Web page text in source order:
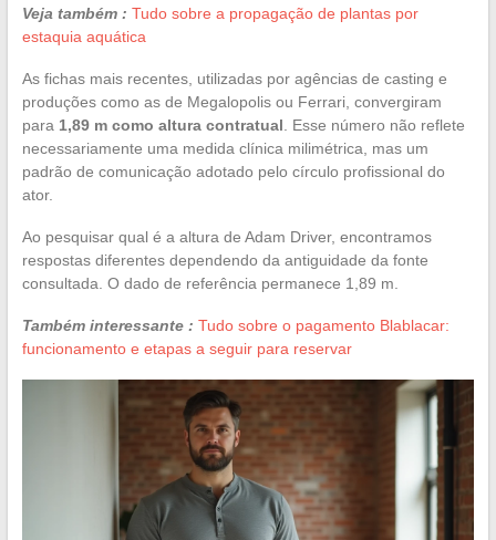
Veja também : Tudo sobre a propagação de plantas por
estaquia aquática
As fichas mais recentes, utilizadas por agências de casting e
produções como as de Megalopolis ou Ferrari, convergiram
para 1,89 m como altura contratual . Esse número não reflete
necessariamente uma medida clínica milimétrica, mas um
padrão de comunicação adotado pelo círculo profissional do
ator.
Ao pesquisar qual é a altura de Adam Driver, encontramos
respostas diferentes dependendo da antiguidade da fonte
consultada. O dado de referência permanece 1,89 m.
Também interessante : Tudo sobre o pagamento Blablacar:
funcionamento e etapas a seguir para reservar